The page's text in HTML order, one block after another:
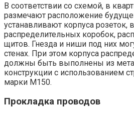
В соответствии со схемой, в
размечают расположение
устанавливают корпуса розеток,
распределительных коробок,
щитов. Гнезда и ниши под них
стенах. При этом корпуса
должны быть выполнены из
конструкции с использованием
марки М150.
Прокладка проводов